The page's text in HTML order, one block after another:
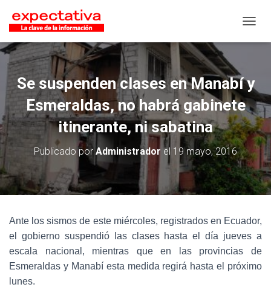
Se suspenden clases en Manabí y
Esmeraldas, no habrá gabinete
itinerante, ni sabatina
Publicado porAdministrador el 19 mayo, 2016
Ante los sismos de este miércoles, registrados en Ecuador,
el gobierno suspendió las clases hasta el día jueves a
escala nacional, mientras que en las provincias de
Esmeraldas y Manabí esta medida regirá hasta el próximo
lunes.